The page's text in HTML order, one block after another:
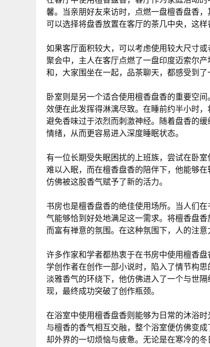
馨。当亲朋好友来访时，点燃一盘檀香盘香
可以选择将盘香放置在客厅的茶几中央，这
如果客厅面积较大，可以考虑使用较大尺寸
聚会中，主人在客厅点燃了一盘印度迈索尔
和，大家围坐在一起，品茶聊天，都感受到
卧室则是另一个适合使用檀香盘香的重要空
效便在此发挥得淋漓尽致。在睡前约半小时
避免香味过于浓烈而刺激神经。随着盘香的
情绪，从而更容易进入深度睡眠状态。
有一位长期受失眠困扰的上班族，尝试在卧
难以入眠，而在檀香盘香的陪伴下，他能够
仿佛被这股香气赋予了新的活力。
书房也是檀香盘香的绝佳使用场所。当人们
气能够恰到好处地满足这一需求。将檀香盘
而富有禅意的氛围。在这种氛围下，人的注
许多作家和学者都热衷于在书房中使用檀香
学创作者在创作一部小说时，陷入了情节构
淡雅香气的环绕下，他仿佛进入了一个与世
现，最终成功突破了创作瓶颈。
在浴室中使用檀香盘香则能够为日常的沐浴
与檀香的香气相互交融，整个浴室便仿佛变
却外界的一切烦恼与疲惫。无论是在寒冷的